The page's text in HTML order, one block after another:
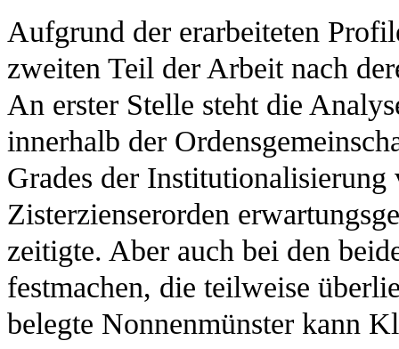
Aufgrund der erarbeiteten
zweiten Teil der Arbeit nach
An erster Stelle steht die
innerhalb der
Grades der
Zisterzienserorden
zeitigte. Aber auch bei den
festmachen, die teilweise
belegte Nonnenmünster kann